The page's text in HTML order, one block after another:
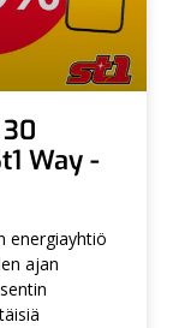
Way -
energiayhtiö
ajan